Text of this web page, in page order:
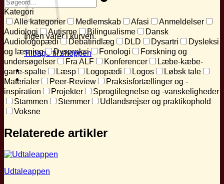
Ingen varer i kurven.
Tilbage til shoppen
Kategori
Alle kategorier
Medlemskab Afasi
Anmeldelser
Audiologi
Autisme Bilingualisme
Dansk
Audiologopædi
Debatindlæg DLD Dysartri
Dysleksi
og læsning
Dyspraksi Fonologi
Forskning og
undersøgelser
Fra ALF Konferencer
Læbe-kæbe-
gane-spalte
Læsp Logopædi Logos
Løbsk tale
Materialer
Peer-Review
Praksisfortællinger og -
inspiration
Projekter
Sprogtilegnelse og -vanskeligheder
Stammen
Stemmer
Udlandsrejser og praktikophold
Voksne
Relaterede artikler
Udtaleappen